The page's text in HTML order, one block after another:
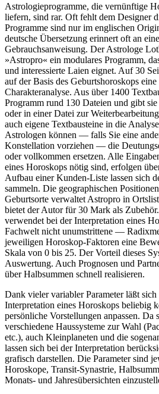
Astrologieprogramme, die vernünftige
liefern, sind rar. Oft fehlt dem Designer
Programme sind nur im englischen
deutsche Übersetzung erinnert oft an
Gebrauchsanweisung. Der Astrologe
»Astropro« ein modulares Programm,
und interessierte Laien eignet. Auf 30
auf der Basis des Geburtshoroskops
Charakteranalyse. Aus über 1400
Programm rund 130 Dateien und gibt
oder in einer Datei zur
auch eigene Textbausteine in die
Astrologen können — falls Sie eine
Konstellation vorziehen — die
oder vollkommen ersetzen. Alle
eines Horoskops nötig sind, erfolgen
Aufbau einer Kunden-Liste lassen sich
sammeln. Die geographischen
Geburtsorte verwaltet Astropro in
bietet der Autor für 30 Mark als
verwendet bei der Interpretation eines
Fachwelt nicht unumstrittene —
jeweiligen Horoskop-Faktoren eine
Skala von 0 bis 25. Der Vorteil dieses
Auswertung. Auch Prognosen und
über Halbsummen schnell realisieren.
Dank vieler variabler Parameter läßt
Interpretation eines Horoskops beliebig
persönliche Vorstellungen anpassen. Da
verschiedene Haussysteme zur Wahl
etc.), auch Kleinplaneten und die
lassen sich bei der Interpretation
grafisch darstellen. Die Parameter sind
Horoskope, Transit-Synastrie,
Monats- und Jahresübersichten